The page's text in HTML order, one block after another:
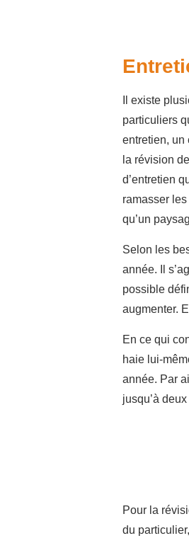
Il existe
particuliers
entretien, un
la révision
d’entretien
ramasser
qu’un
Selon les
année. Il
possible
augmenter.
En ce qui
haie lui-
année. Par
jusqu’à
Pour la
du